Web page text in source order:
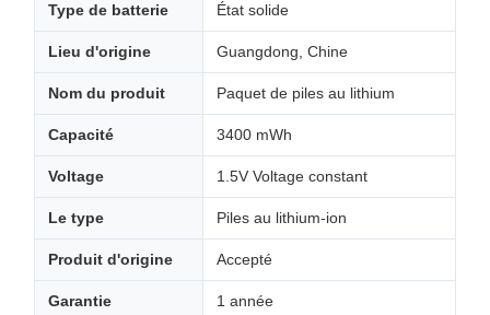
Type de batterie État solide
Lieu d'origine Guangdong, Chine
Nom du produit Paquet de piles au lithium
Capacité 3400 mWh
Voltage 1.5V Voltage constant
Le type Piles au lithium-ion
Produit d'origine Accepté
Garantie 1 année